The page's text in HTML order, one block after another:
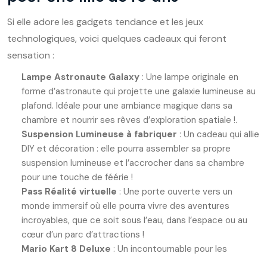
Si elle adore les gadgets tendance et les jeux
technologiques, voici quelques cadeaux qui feront
sensation :
Lampe Astronaute Galaxy : Une lampe originale en
forme d’astronaute qui projette une galaxie lumineuse au
plafond. Idéale pour une ambiance magique dans sa
chambre et nourrir ses rêves d’exploration spatiale !.
Suspension Lumineuse à fabriquer : Un cadeau qui allie
DIY et décoration : elle pourra assembler sa propre
suspension lumineuse et l’accrocher dans sa chambre
pour une touche de féérie !
Pass Réalité virtuelle : Une porte ouverte vers un
monde immersif où elle pourra vivre des aventures
incroyables, que ce soit sous l’eau, dans l’espace ou au
cœur d’un parc d’attractions !
Mario Kart 8 Deluxe : Un incontournable pour les